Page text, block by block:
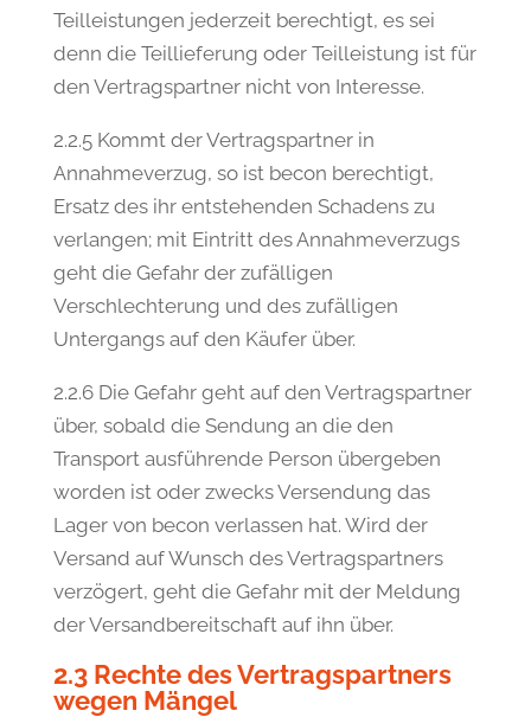
Teilleistungen jederzeit berechtigt, es sei
denn die Teillieferung oder Teilleistung ist für
den Vertragspartner nicht von Interesse.
2.2.5 Kommt der Vertragspartner in
Annahmeverzug, so ist becon berechtigt,
Ersatz des ihr entstehenden Schadens zu
verlangen; mit Eintritt des Annahmeverzugs
geht die Gefahr der zufälligen
Verschlechterung und des zufälligen
Untergangs auf den Käufer über.
2.2.6 Die Gefahr geht auf den Vertragspartner
über, sobald die Sendung an die den
Transport ausführende Person übergeben
worden ist oder zwecks Versendung das
Lager von becon verlassen hat. Wird der
Versand auf Wunsch des Vertragspartners
verzögert, geht die Gefahr mit der Meldung
der Versandbereitschaft auf ihn über.
2.3 Rechte des Vertragspartners
wegen Mängel